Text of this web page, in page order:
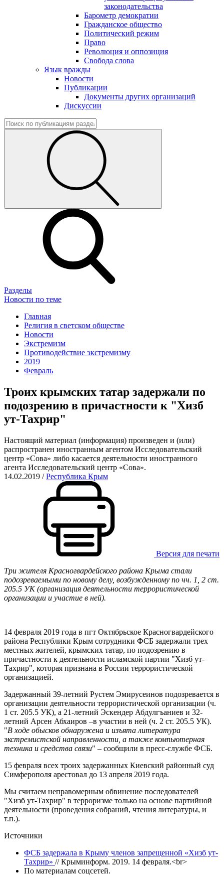
законодательства
Барометр демократии
Гражданское общество
Политический режим
Право
Революция и оппозиция
Свобода слова
Язык вражды
Новости
Публикации
Документы других организаций
Дискуссии
Разделы
Новости по теме
Главная
Религия в светском обществе
Новости
Экстремизм
Противодействие экстремизму
2019
Февраль
Троих крымских татар задержали по
подозрению в причастности к "Хизб
ут-Тахрир"
Настоящий материал (информация) произведен и (или)
распространен иностранным агентом Исследовательский
центр «Сова» либо касается деятельности иностранного
агента Исследовательский центр «Сова».
14.02.2019 /Республика Крым
Версия для печати
Три жителя Красногвардейского района Крыма стали
подозреваемыми по новому делу, возбужденному по чч. 1, 2 ст.
205.5 УК (организация деятельности террористической
организации и участие в ней).
14 февраля 2019 года в пгт Октябрьское Красногвардейского
района Республики Крым сотрудники ФСБ задержали трех
местных жителей, крымских татар, по подозрению в
причастности к деятельности исламской партии "Хизб ут-
Тахрир", которая признана в России террористической
организацией.
Задержанный 39-летний Рустем Эмирусеинов подозревается в
организации деятельности террористической организации (ч.
1 ст. 205.5 УК), а 21-летний Эскендер Абдулгъаниев и 32-
летний Арсен Абхаиров –в участии в ней (ч. 2 ст. 205.5 УК).
"В ходе обысков обнаружена и изъята литература
экстремистской направленности, а также компьютерная
техника и средства связи" – сообщили в пресс-службе ФСБ.
15 февраля всех троих задержанных Киевский районный суд
Симферополя арестовал до 13 апреля 2019 года.
Мы считаем неправомерным обвинение последователей
"Хизб ут-Тахрир" в терроризме только на основе партийной
деятельности (проведения собраний, чтения литературы, и
т.п.).
Источники
ФСБ задержала в Крыму членов запрещенной «Хизб ут-
Тахрир» // Крыминформ. 2019. 14 февраля.<br>
По материалам соцсетей.